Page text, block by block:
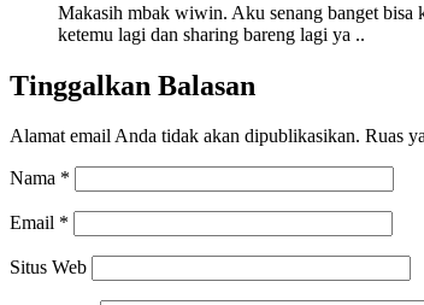
Makasih mbak wiwin. Aku senang banget bisa
ketemu lagi dan sharing bareng lagi ya ..
Tinggalkan Balasan
Alamat email Anda tidak akan dipublikasikan. Ruas
Nama *
Email *
Situs Web